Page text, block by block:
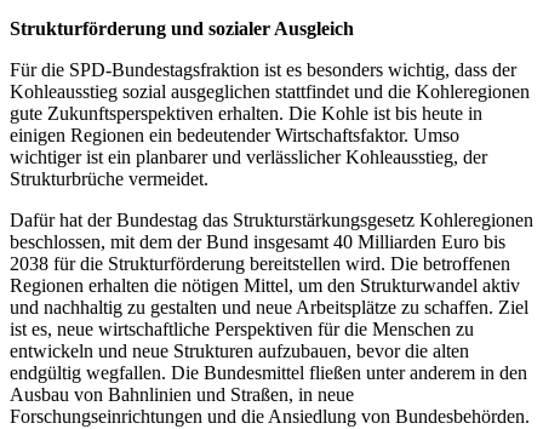
Strukturförderung und sozialer Ausgleich
Für die SPD-Bundestagsfraktion ist es besonders wichtig, dass der
Kohleausstieg sozial ausgeglichen stattfindet und die Kohleregionen
gute Zukunftsperspektiven erhalten. Die Kohle ist bis heute in
einigen Regionen ein bedeutender Wirtschaftsfaktor. Umso
wichtiger ist ein planbarer und verlässlicher Kohleausstieg, der
Strukturbrüche vermeidet.
Dafür hat der Bundestag das Strukturstärkungsgesetz Kohleregionen
beschlossen, mit dem der Bund insgesamt 40 Milliarden Euro bis
2038 für die Strukturförderung bereitstellen wird. Die betroffenen
Regionen erhalten die nötigen Mittel, um den Strukturwandel aktiv
und nachhaltig zu gestalten und neue Arbeitsplätze zu schaffen. Ziel
ist es, neue wirtschaftliche Perspektiven für die Menschen zu
entwickeln und neue Strukturen aufzubauen, bevor die alten
endgültig wegfallen. Die Bundesmittel fließen unter anderem in den
Ausbau von Bahnlinien und Straßen, in neue
Forschungseinrichtungen und die Ansiedlung von Bundesbehörden.